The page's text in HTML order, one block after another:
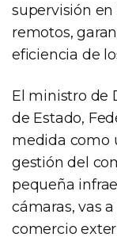
supervisión
remotos,
eficiencia de
El ministro de
de Estado,
medida como
gestión del
pequeña
cámaras, vas
comercio